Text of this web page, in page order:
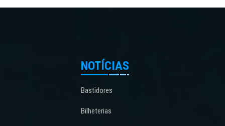
NOTÍCIAS
Bastidores
Bilheterias